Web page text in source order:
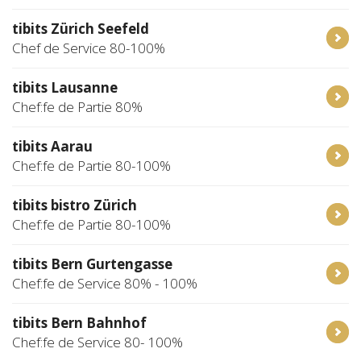
tibits Zürich Seefeld
Chef de Service 80-100%
tibits Lausanne
Chef:fe de Partie 80%
tibits Aarau
Chef:fe de Partie 80-100%
tibits bistro Zürich
Chef:fe de Partie 80-100%
tibits Bern Gurtengasse
Chef:fe de Service 80% - 100%
tibits Bern Bahnhof
Chef:fe de Service 80- 100%